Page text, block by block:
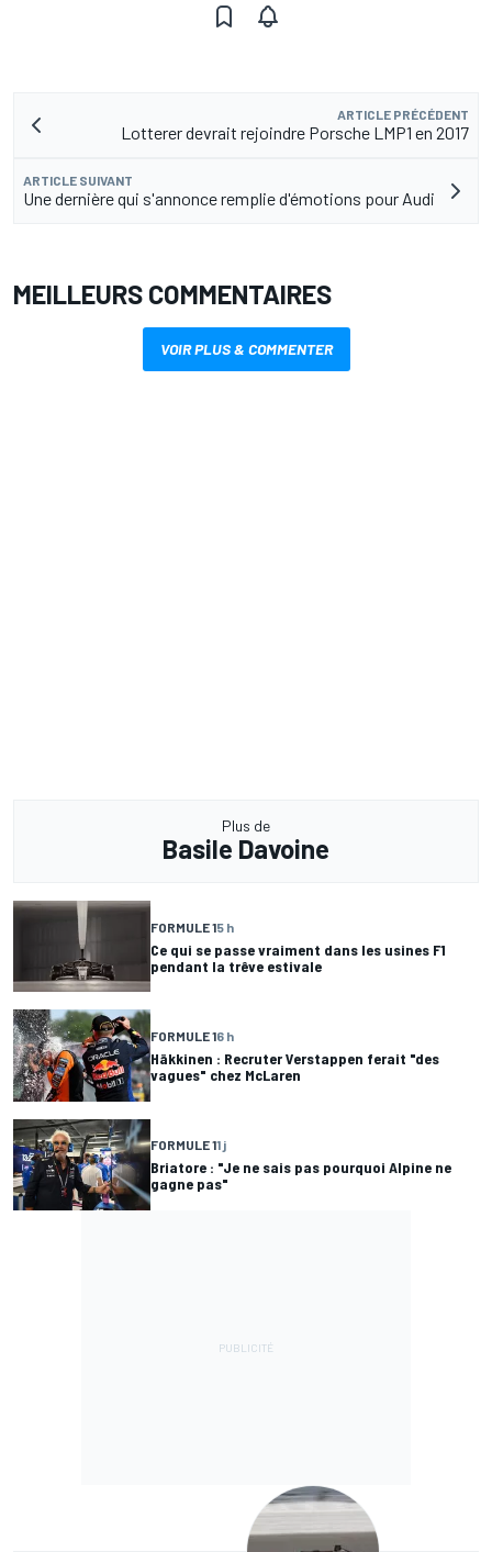
ARTICLE PRÉCÉDENT
Lotterer devrait rejoindre Porsche LMP1 en 2017
ARTICLE SUIVANT
Une dernière qui s'annonce remplie d'émotions pour Audi
MEILLEURS COMMENTAIRES
VOIR PLUS & COMMENTER
Plus de
Basile Davoine
FORMULE 15 h
Ce qui se passe vraiment dans les usines F1
pendant la trêve estivale
FORMULE 16 h
Häkkinen : Recruter Verstappen ferait "des
vagues" chez McLaren
FORMULE 11 j
Briatore : "Je ne sais pas pourquoi Alpine ne
gagne pas"